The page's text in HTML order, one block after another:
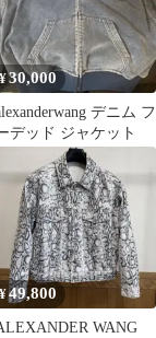
¥30,000
デニム フ
デッド ジャケット
¥49,800
WANG